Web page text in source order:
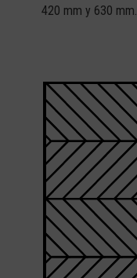
420 mm y 630 mm.